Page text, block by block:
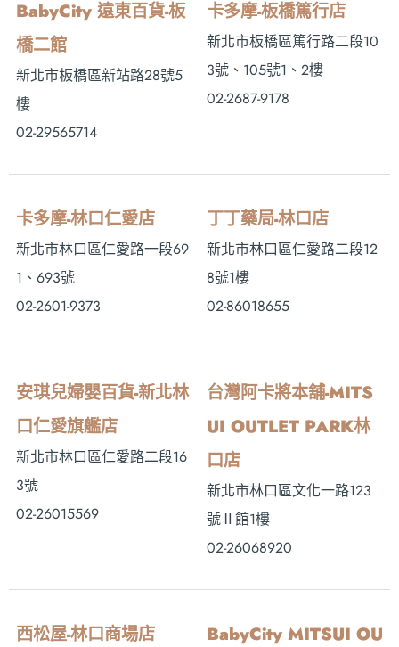
BabyCity 遠東百貨-板
橋二館
新北市板橋區新站路28號5
樓
02-29565714
卡多摩-板橋篤行店
新北市板橋區篤行路二段10
3號、105號1、2樓
02-2687-9178
卡多摩-林口仁愛店
新北市林口區仁愛路一段69
1、693號
02-2601-9373
丁丁藥局-林口店
新北市林口區仁愛路二段12
8號1樓
02-86018655
安琪兒婦嬰百貨-新北林
口仁愛旗艦店
新北市林口區仁愛路二段16
3號
02-26015569
台灣阿卡將本舖-MITS
UI OUTLET PARK林
口店
新北市林口區文化一路123
號Ⅱ館1樓
02-26068920
西松屋-林口商場店
BabyCity MITSUI OU